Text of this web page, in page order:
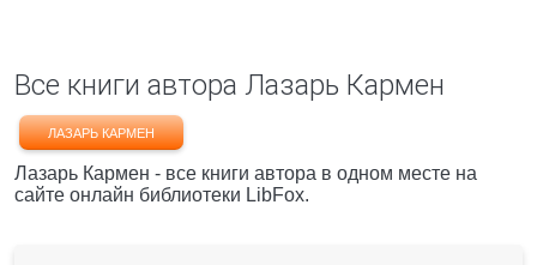
Все книги автора Лазарь Кармен
ЛАЗАРЬ КАРМЕН
Лазарь Кармен - все книги автора в одном месте на
сайте онлайн библиотеки LibFox.